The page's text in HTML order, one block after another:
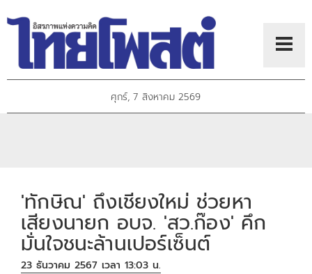
ศุกร์, 7 สิงหาคม 2569
'ทักษิณ' ถึงเชียงใหม่ ช่วยหา
เสียงนายก อบจ. 'สว.ก๊อง' คึก
มั่นใจชนะล้านเปอร์เซ็นต์
23 ธันวาคม 2567 เวลา 13:03 น.